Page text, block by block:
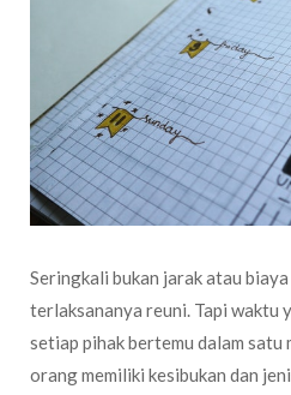
Seringkali bukan jarak atau
terlaksananya reuni. Tapi waktu
setiap pihak bertemu dalam satu
orang memiliki kesibukan dan